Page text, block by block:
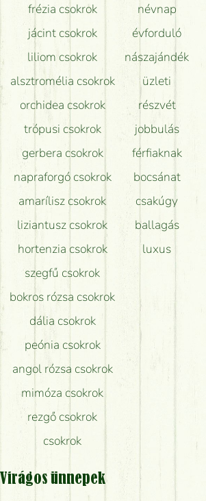
frézia csokrok
jácint csokrok
liliom csokrok
alsztromélia csokrok
orchidea csokrok
trópusi csokrok
gerbera csokrok
napraforgó csokrok
amarílisz csokrok
liziantusz csokrok
hortenzia csokrok
szegfű csokrok
bokros rózsa csokrok
dália csokrok
peónia csokrok
angol rózsa csokrok
mimóza csokrok
rezgő csokrok
csokrok
névnap
évforduló
nászajándék
üzleti
részvét
jobbulás
férfiaknak
bocsánat
csakúgy
ballagás
luxus
Virágos ünnepek